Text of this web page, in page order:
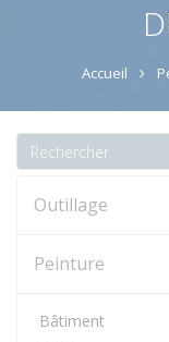
Accueil
Outillage
Peinture
Bâtiment